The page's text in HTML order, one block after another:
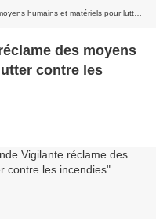
et matériels pour lutter contre les incendies
des moyens
contre les